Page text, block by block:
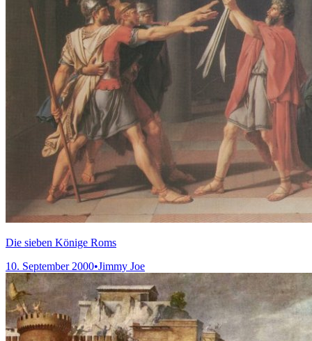
Die sieben Könige Roms
10. September 2000•Jimmy Joe